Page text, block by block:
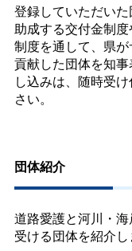
登録していただい
助成する交付金制
制度を通して、県が
貢献した団体を知
し込みは、随時受
さい。
団体紹介
道路愛護と河川・
受ける団体を紹介し